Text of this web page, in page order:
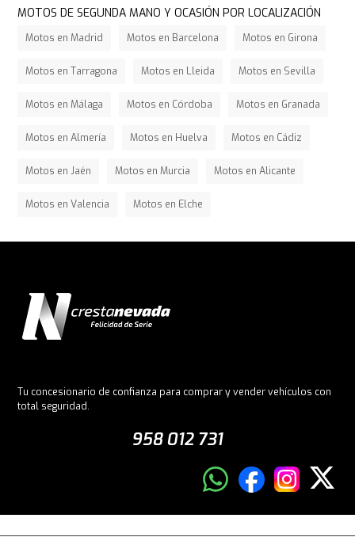
MOTOS DE SEGUNDA MANO Y OCASIÓN POR LOCALIZACIÓN
Motos en Madrid Motos en Barcelona Motos en Girona
Motos en Tarragona Motos en Lleida Motos en Sevilla
Motos en Málaga Motos en Córdoba Motos en Granada
Motos en Almería Motos en Huelva Motos en Cádiz
Motos en Jaén Motos en Murcia Motos en Alicante
Motos en Valencia Motos en Elche
Tu concesionario de confianza para comprar y vender vehículos con
total seguridad.
958 012 731